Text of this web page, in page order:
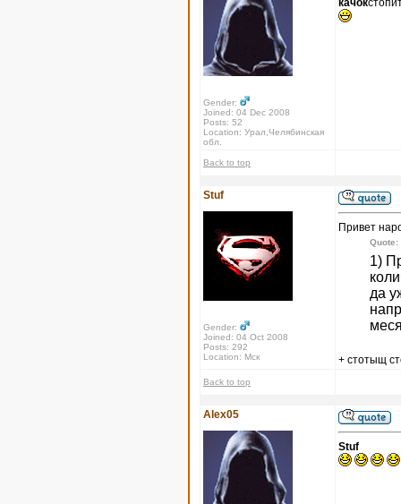
Gender:
Joined: 04 Dec 2008
Posts: 52
Location: Урал,Челябинская
обл.
качок
Back to top
Stuf
Gender:
Joined: 04 Oct 2008
Posts: 292
Location: Мск
Привет
Quote:
1)
да
+ стотыщ
Back to top
Alex05
Stuf